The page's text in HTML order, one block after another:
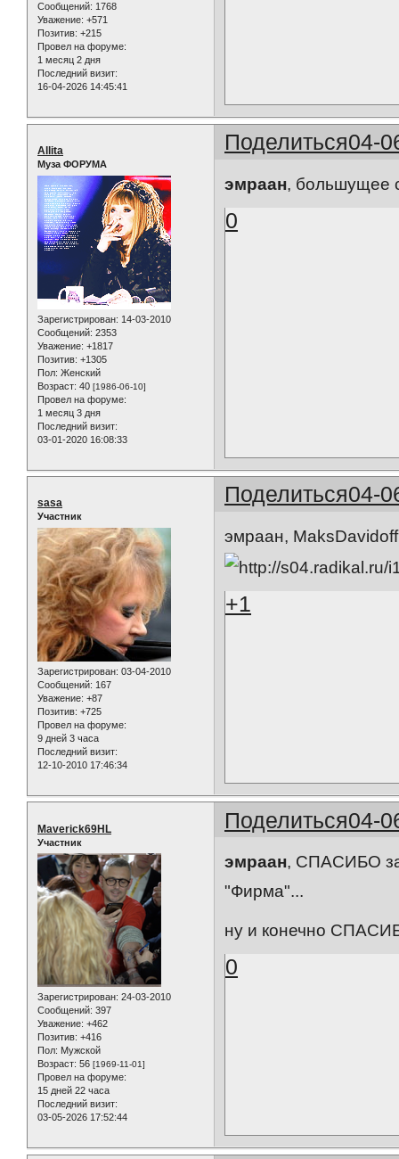
Сообщений: 1768
Уважение: +571
Позитив: +215
Провел на форуме:
1 месяц 2 дня
Последний визит:
16-04-2026 14:45:41
Поделиться04-
Allita
Муза ФОРУМА
Зарегистрирован: 14-03-2010
Сообщений: 2353
Уважение: +1817
Позитив: +1305
Пол: Женский
Возраст: 40 [1986-06-10]
Провел на форуме:
1 месяц 3 дня
Последний визит:
03-01-2020 16:08:33
эмраан, большущее
0
Поделиться04-
sasa
Участник
Зарегистрирован: 03-04-2010
Сообщений: 167
Уважение: +87
Позитив: +725
Провел на форуме:
9 дней 3 часа
Последний визит:
12-10-2010 17:46:34
эмраан,
+1
Поделиться04-
Maverick69HL
Участник
Зарегистрирован: 24-03-2010
Сообщений: 397
Уважение: +462
Позитив: +416
Пол: Мужской
Возраст: 56 [1969-11-01]
Провел на форуме:
15 дней 22 часа
Последний визит:
03-05-2026 17:52:44
эмраан, СПАСИБО за
"Фирма"...
ну и конечно
0